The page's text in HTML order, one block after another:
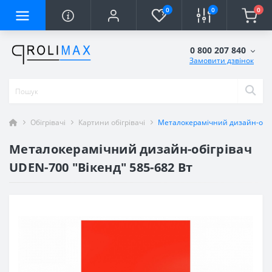
0 0 0
0 800 207 840
Замовити дзвінок
Обігрівачі Картини обігрівачі Металокерамічний дизайн-
Металокерамічний дизайн-обігрівач
UDEN-700 "Вікенд" 585-682 Вт